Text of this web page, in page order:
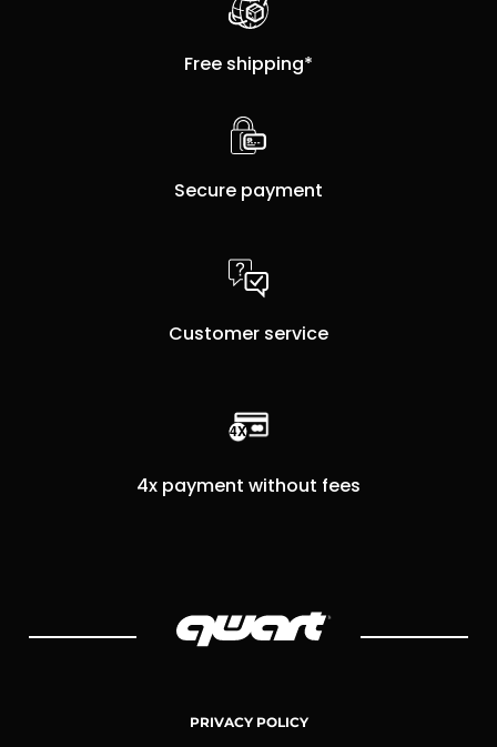
Free shipping*
Secure payment
Customer service
4x payment without fees
PRIVACY POLICY